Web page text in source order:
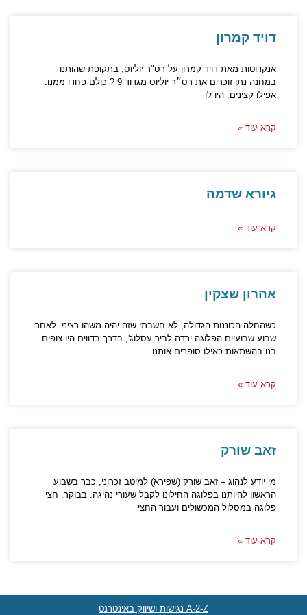
דויד קמרון
אנקדוטות מאת דויד קמרון על רס"ר יוליוס, בתקופת שהותנו
במחנה נתן זוכרים את רס״ר יוליוס מגדוד 9 ? כולם פחדו ממנו.
אפילו קצינים. היו לו
קרא עוד »
גיורא שדמה
קרא עוד »
אהרון שצקין
כשהחלה הכוננות הגדולה, לא חשבתי שזה יהיה משהו רציני. לאחר
שבוע שבועיים הפלוגה ירדה לביר עסלוג', בדרך בדווים היו צופים
בנו בהשתאות כאילו סופרים אותנו.
קרא עוד »
זאב שורק
מי יודע לנהוג – זאב שורק (שפירא) למיטב זכרוני, כבר בשבוע
הראשון להיותנו בפלוגה החילונו לקבל שעורי נהיגה. בבוקר, חצי
פלוגה במסלול המכשולים ועבור החצי
קרא עוד »
A-2-Z נגישות ושיווק באינטרנט